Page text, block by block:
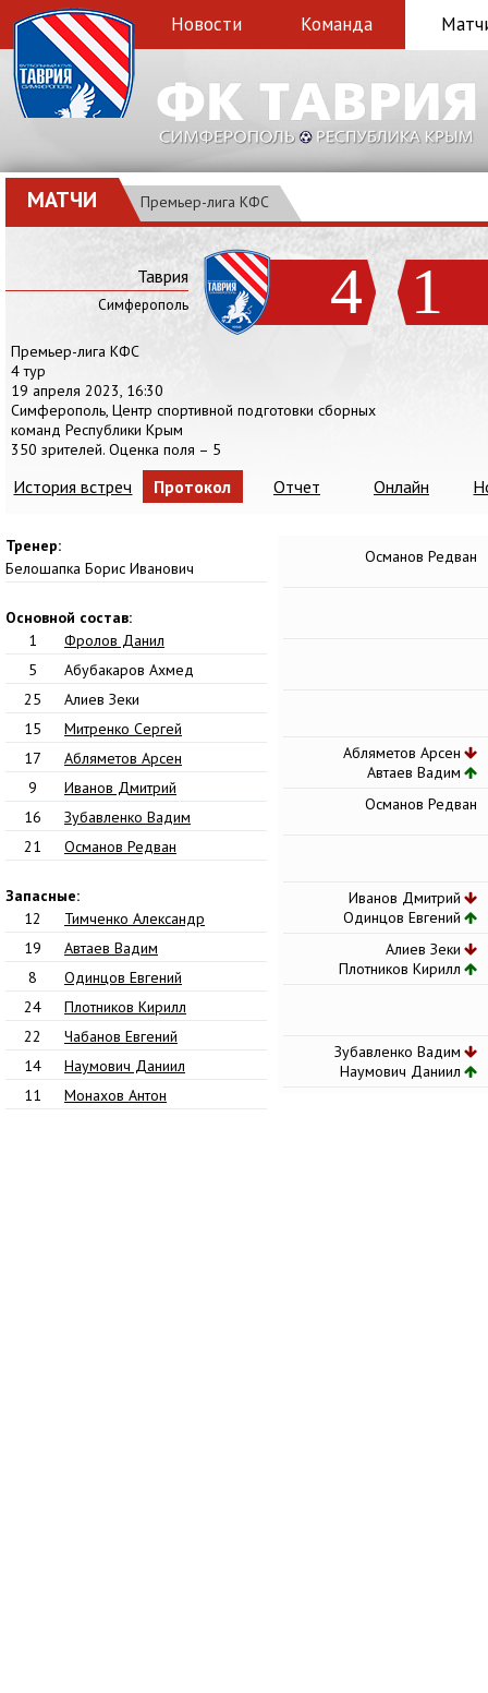
Новости Команда
МАТЧИ Премьер-лига КФС
Таврия
Симферополь 4 1
Премьер-лига КФС
4 тур
19 апреля 2023, 16:30
Симферополь, Центр спортивной подготовки сборных
команд Республики Крым
350 зрителей. Оценка поля – 5
История встреч Протокол Отчет Онлайн
Тренер:
Белошапка Борис Иванович
Основной состав:
1
Фролов Данил
5
Абубакаров Ахмед
25
Алиев Зеки
15
Митренко Сергей
17
Абляметов Арсен
9
Иванов Дмитрий
16
Зубавленко Вадим
21
Османов Редван
Запасные:
12
Тимченко Александр
19
Автаев Вадим
8
Одинцов Евгений
24
Плотников Кирилл
22
Чабанов Евгений
14
Наумович Даниил
11
Монахов Антон
Османов Редван
Абляметов Арсен
Автаев Вадим
Османов Редван
Иванов Дмитрий
Одинцов Евгений
Алиев Зеки
Плотников Кирилл
Зубавленко Вадим
Наумович Даниил